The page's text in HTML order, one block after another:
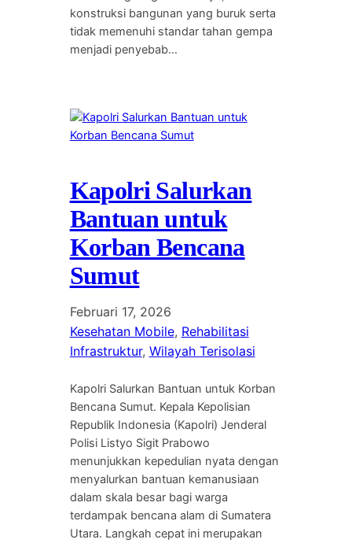
konstruksi bangunan yang buruk serta
tidak memenuhi standar tahan gempa
menjadi penyebab…
Kapolri Salurkan
Bantuan untuk
Korban Bencana
Sumut
Februari 17, 2026
Kesehatan Mobile, Rehabilitasi
Infrastruktur, Wilayah Terisolasi
Kapolri Salurkan Bantuan untuk Korban
Bencana Sumut. Kepala Kepolisian
Republik Indonesia (Kapolri) Jenderal
Polisi Listyo Sigit Prabowo
menunjukkan kepedulian nyata dengan
menyalurkan bantuan kemanusiaan
dalam skala besar bagi warga
terdampak bencana alam di Sumatera
Utara. Langkah cepat ini merupakan